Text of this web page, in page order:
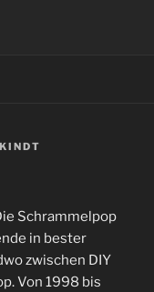
Schrammelpop
in bester
zwischen DIY
Von 1998 bis